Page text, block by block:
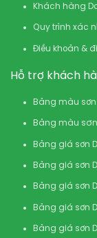
Khách hàng
Quy trình xác
Điều khoản &
Hỗ trợ khách
Bảng màu sơn
Bảng màu
Bảng giá sơn
Bảng giá sơn
Bảng giá sơn
Bảng giá sơn
Bảng giá sơn